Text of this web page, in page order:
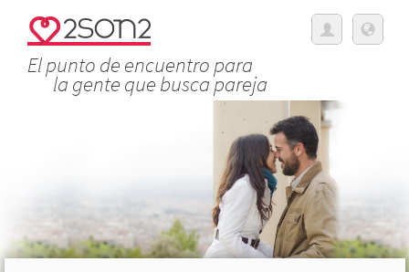
El punto de encuentro para
la gente que busca pareja